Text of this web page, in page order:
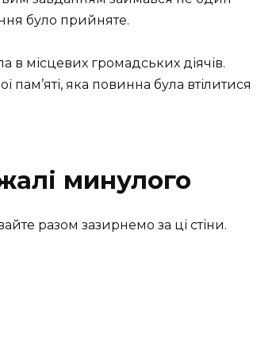
було прийняте.
в місцевих громадських діячів.
яка повинна була втілитися
минулого
разом зазирнемо за ці стіни.